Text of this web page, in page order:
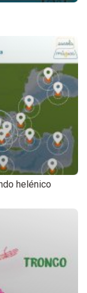
helénico